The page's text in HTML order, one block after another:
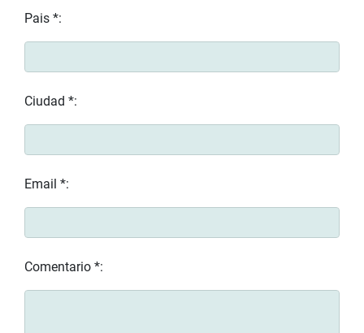
Pais *:
Ciudad *:
Email *:
Comentario *: